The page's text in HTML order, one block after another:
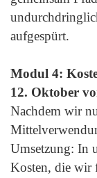
aufgespürt.
Modul 4:
12. Oktober
Nachdem wir
Umsetzung: In
Kosten, die wir